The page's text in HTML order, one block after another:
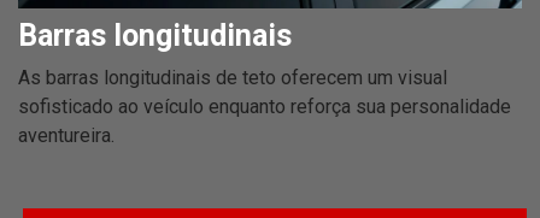
Barras longitudinais
As barras longitudinais de teto oferecem um visual
sofisticado ao veículo enquanto reforça sua personalidade
aventureira.